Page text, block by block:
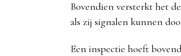
Bovendien versterkt het
als zij signalen kunnen
Een inspectie hoeft